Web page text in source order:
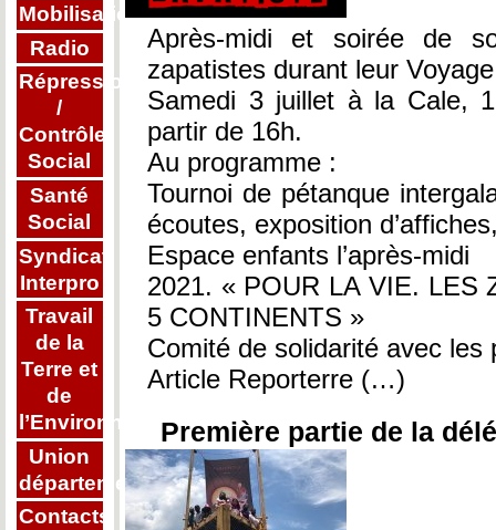
Mobilisations
Radio
Répression
/
Contrôle
Social
Santé
Social
Syndicat
Interpro
Travail
de la
Terre et
de
l’Environnement
Union
départementale
Contacts
Après-midi et soirée de
zapatistes durant leur
Samedi 3 juillet à la Cale,
partir de 16h.
Au programme :
Tournoi de pétanque
écoutes, exposition
Espace enfants l’après-midi
2021. « POUR LA VIE. LES
5 CONTINENTS »
Comité de solidarité avec
Article Reporterre (…)
Première partie de la